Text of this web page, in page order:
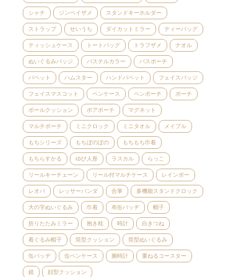
シャチ ジンベイザメ スタンドキーホルダー
ストラップ せいうち ダイカットミラー ティーバッグ
ティッシュケース トートバッグ トラフザメ ナオル
ぬいぐるみバッジ パステルカラー パスポーチ
パペット ハムスター ハンドパペット フェイスバッジ
フェイスマスコット ペンケース ペンポーチ ポーチ
ボールクッション ボアポーチ マグネット
マルチポーチ ミニクロック ミニタオル メイプル
もちシリーズ もちぼのぼの もちもち巾着
もちらすかる ゆび人形 ラスカル らっこ
リールキーチェーン リール付マルチケース レインボー
レオパ レッサーパンダ 合掌 多機能スタンドクロック
大の字ぬいぐるみ 巾着 布缶バッヂ 帽子
折りたたみミラー 抱き枕 時計 白きつね
着ぐるみ帽子 筒型クッション 筒型ぬいぐるみ
缶バッヂ 缶ペンケース 腕時計 重ねるコースター
鏡 顔型クッション